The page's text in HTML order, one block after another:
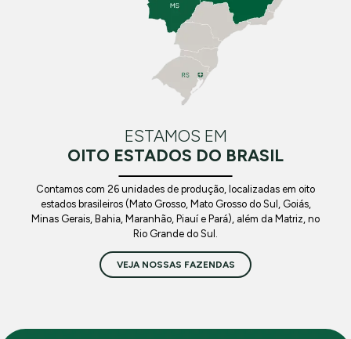
ESTAMOS EM
OITO ESTADOS DO BRASIL
Contamos com 26 unidades de produção, localizadas em oito
estados brasileiros (Mato Grosso, Mato Grosso do Sul, Goiás,
Minas Gerais, Bahia, Maranhão, Piauí e Pará), além da Matriz, no
Rio Grande do Sul.
VEJA NOSSAS FAZENDAS